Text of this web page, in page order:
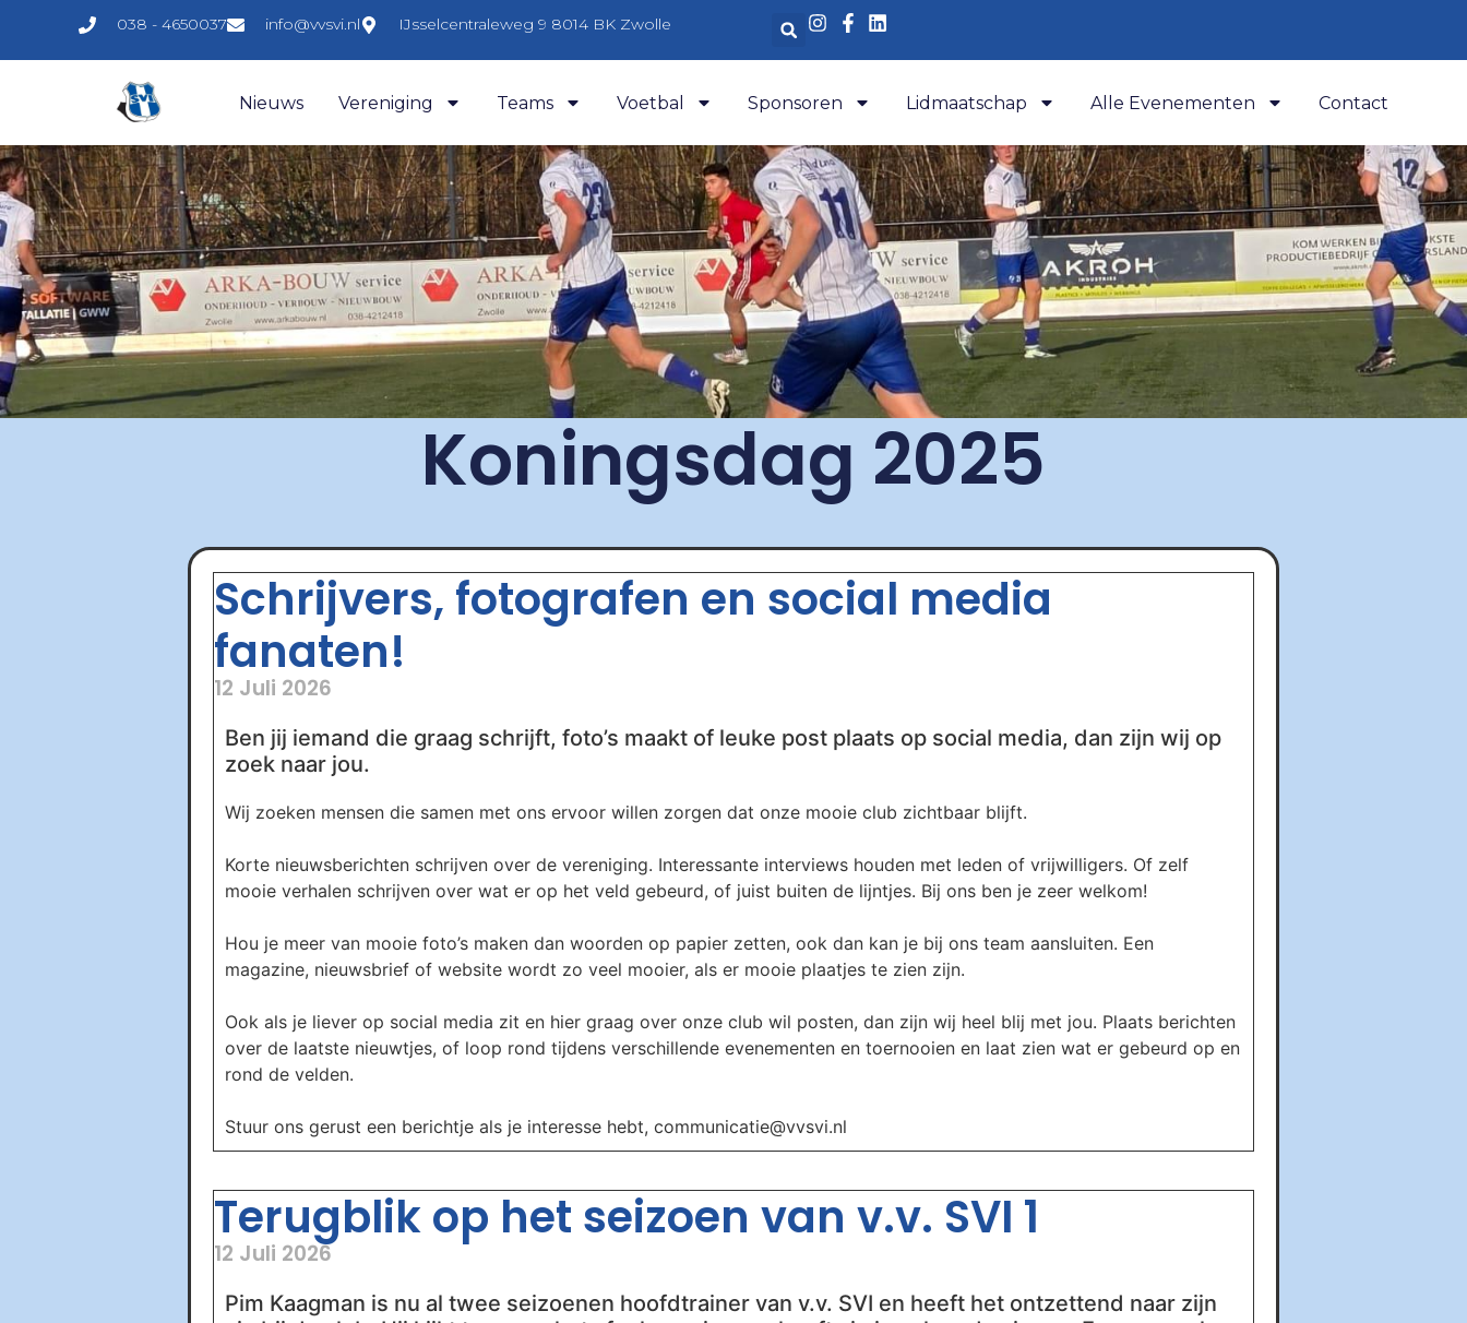
038 - 4650037 info@vvsvi.nl IJsselcentraleweg 9 8014 BK Zwolle
Nieuws Vereniging Teams Voetbal Sponsoren Lidmaatschap Alle Evenementen Contact
Koningsdag 2025
Schrijvers, fotografen en social media
fanaten!
12 Juli 2026
Ben jij iemand die graag schrijft, foto’s maakt of leuke post plaats op social media, dan zijn wij op
zoek naar jou.
Wij zoeken mensen die samen met ons ervoor willen zorgen dat onze mooie club zichtbaar blijft.
Korte nieuwsberichten schrijven over de vereniging. Interessante interviews houden met leden of vrijwilligers. Of zelf
mooie verhalen schrijven over wat er op het veld gebeurd, of juist buiten de lijntjes. Bij ons ben je zeer welkom!
Hou je meer van mooie foto’s maken dan woorden op papier zetten, ook dan kan je bij ons team aansluiten. Een
magazine, nieuwsbrief of website wordt zo veel mooier, als er mooie plaatjes te zien zijn.
Ook als je liever op social media zit en hier graag over onze club wil posten, dan zijn wij heel blij met jou. Plaats berichten
over de laatste nieuwtjes, of loop rond tijdens verschillende evenementen en toernooien en laat zien wat er gebeurd op en
rond de velden.
Stuur ons gerust een berichtje als je interesse hebt, communicatie@vvsvi.nl
Terugblik op het seizoen van v.v. SVI 1
12 Juli 2026
Pim Kaagman is nu al twee seizoenen hoofdtrainer van v.v. SVI en heeft het ontzettend naar zijn